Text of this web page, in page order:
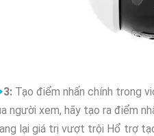
3: Tạo điểm nhấn chính trong
người xem, hãy tạo ra điểm
lại giá trị vượt trội Hổ trợ